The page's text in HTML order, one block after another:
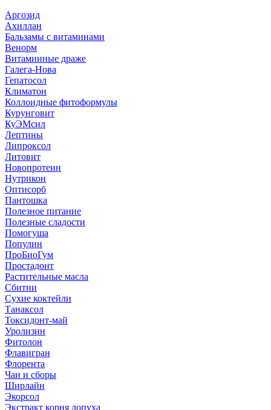
Аргозид
Ахиллан
Бальзамы с витаминами
Венорм
Витаминные драже
Галега-Нова
Гепатосол
Климатон
Коллоидные фитоформулы
Курунговит
КуЭМсил
Лептины
Липроксол
Литовит
Новопротеин
Нутрикон
Оптисорб
Пантошка
Полезное питание
Полезные сладости
Помогуша
Популин
ПроБиоГум
Простадонт
Растительные масла
Сбитни
Сухие коктейли
Танаксол
Токсидонт-май
Уролизин
Фитолон
Флавигран
Флорента
Чаи и сборы
Ширлайн
Экорсол
Экстракт корня лопуха